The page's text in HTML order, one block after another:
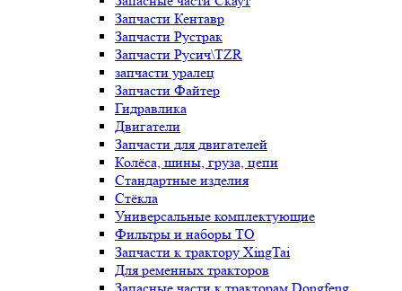
Запчасти Кентавр
Запчасти Рустрак
Запчасти Русич\TZR
запчасти уралец
Запчасти Файтер
Гидравлика
Двигатели
Запчасти для двигателей
Колёса, шины, груза, цепи
Стандартные изделия
Стёкла
Универсальные комплектующие
Фильтры и наборы ТО
Запчасти к трактору XingTai
Для ременных тракторов